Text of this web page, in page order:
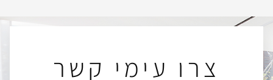
צרו עימי קשר